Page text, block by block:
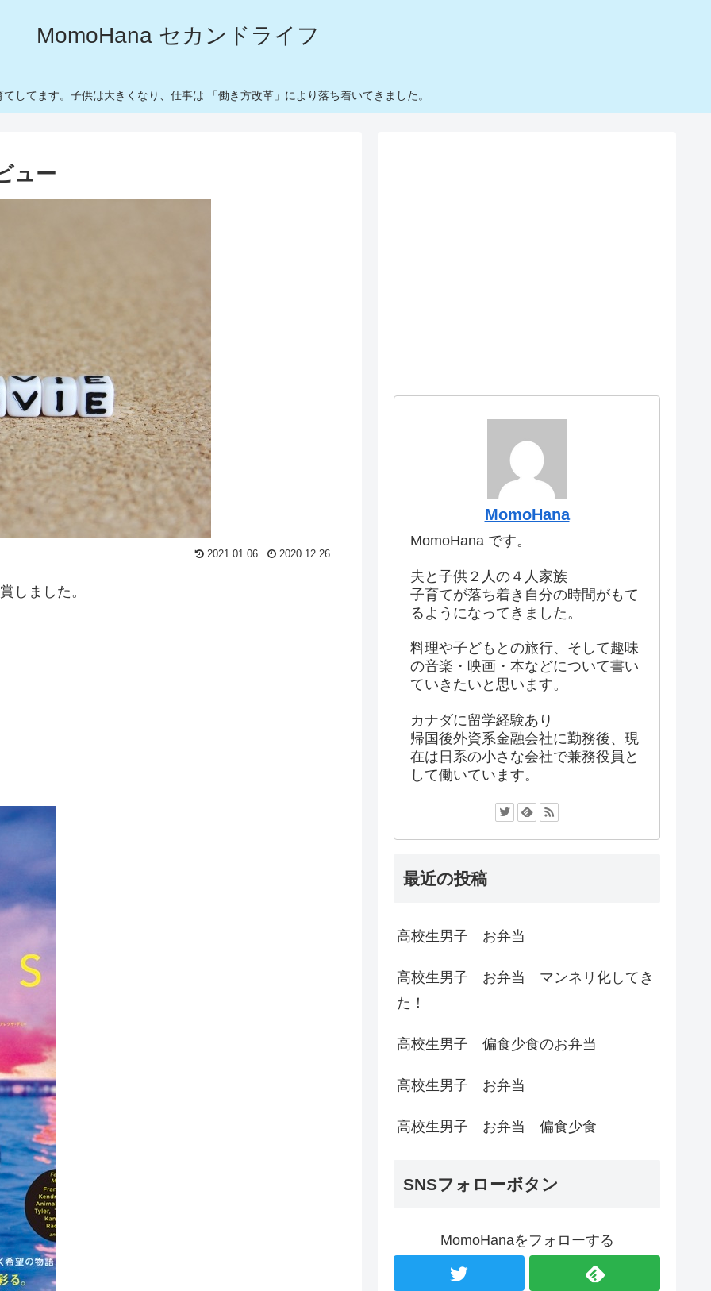
MomoHana セカンドライフ
してます。子供は大きくなり、仕事は 「働き方改革」により落ち着いてきました。
ュー
2021.01.06 2020.12.26
しました。
MomoHana
MomoHana です。
夫と子供２人の４人家族
子育てが落ち着き自分の時間がもて
るようになってきました。
料理や子どもとの旅行、そして趣味
の音楽・映画・本などについて書い
ていきたいと思います。
カナダに留学経験あり
帰国後外資系金融会社に勤務後、現
在は日系の小さな会社で兼務役員と
して働いています。
最近の投稿
高校生男子 お弁当
高校生男子 お弁当 マンネリ化してき
た！
高校生男子 偏食少食のお弁当
高校生男子 お弁当
高校生男子 お弁当 偏食少食
SNSフォローボタン
MomoHanaをフォローする